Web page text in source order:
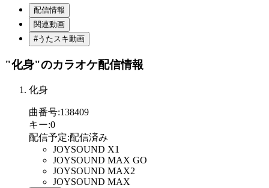
配信情報
関連動画
#うたスキ動画
"化身"のカラオケ配信情報
化身
曲番号:138409
キー:0
配信予定:配信済み
JOYSOUND X1
JOYSOUND MAX GO
JOYSOUND MAX2
JOYSOUND MAX